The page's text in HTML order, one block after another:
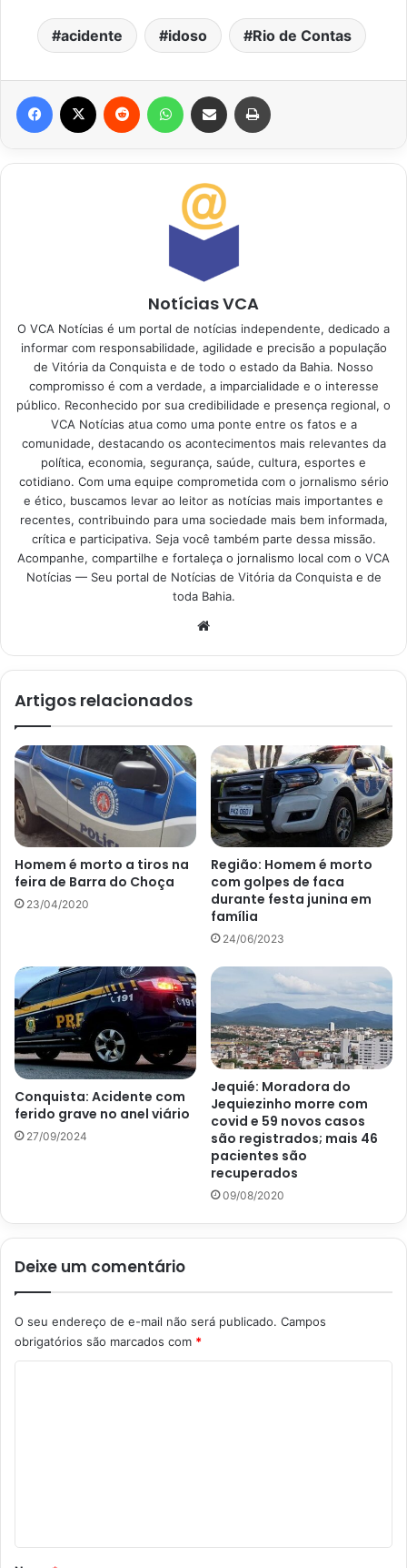
acidente idoso Rio de Contas
Facebook Reddit WhatsAppCompartilhar via e-mail
Notícias VCA
O VCA Notícias é um portal de notícias independente, dedicado a
informar com responsabilidade, agilidade e precisão a população
de Vitória da Conquista e de todo o estado da Bahia. Nosso
compromisso é com a verdade, a imparcialidade e o interesse
público. Reconhecido por sua credibilidade e presença regional, o
VCA Notícias atua como uma ponte entre os fatos e a
comunidade, destacando os acontecimentos mais relevantes da
política, economia, segurança, saúde, cultura, esportes e
cotidiano. Com uma equipe comprometida com o jornalismo sério
e ético, buscamos levar ao leitor as notícias mais importantes e
recentes, contribuindo para uma sociedade mais bem informada,
crítica e participativa. Seja você também parte dessa missão.
Acompanhe, compartilhe e fortaleça o jornalismo local com o VCA
Notícias — Seu portal de Notícias de Vitória da Conquista e de
toda Bahia.
Artigos relacionados
Homem é morto a tiros na
feira de Barra do Choça
23/04/2020
Região: Homem é morto
com golpes de faca
durante festa junina em
família
24/06/2023
Conquista: Acidente com
ferido grave no anel viário
27/09/2024
Jequié: Moradora do
Jequiezinho morre com
covid e 59 novos casos
são registrados; mais 46
pacientes são
recuperados
09/08/2020
Deixe um comentário
O seu endereço de e-mail não será publicado. Campos
obrigatórios são marcados com *